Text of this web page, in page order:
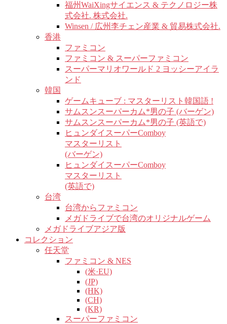
福州WaiXingサイエンス & テクノロジー株
式会社. 株式会社.
Winsen / 広州李チェン産業 & 貿易株式会社.
香港
ファミコン
ファミコン & スーパーファミコン
スーパーマリオワールド 2 ヨッシーアイラ
ンド
韓国
ゲームキューブ : マスターリスト韓国語 !
サムスンスーパーカム*男の子 (バーゲン)
サムスンスーパーカム*男の子 (英語で)
ヒュンダイスーパーComboy
マスターリスト
(バーゲン)
ヒュンダイスーパーComboy
マスターリスト
(英語で)
台湾
台湾からファミコン
メガドライブで台湾のオリジナルゲーム
メガドライブアジア版
コレクション
任天堂
ファミコン & NES
(米·EU)
(JP)
(HK)
(CH)
(KR)
スーパーファミコン